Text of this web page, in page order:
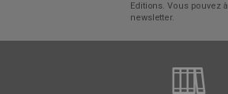
Editions. Vous pouvez
newsletter.